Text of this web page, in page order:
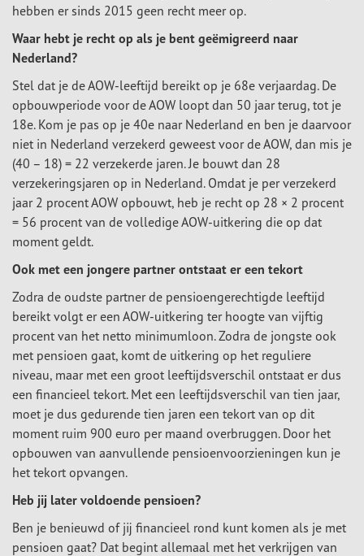
hebben er sinds 2015 geen recht meer op.
Waar hebt je recht op als je bent geëmigreerd naar
Nederland?
Stel dat je de AOW-leeftijd bereikt op je 68e verjaardag. De
opbouwperiode voor de AOW loopt dan 50 jaar terug, tot je
18e. Kom je pas op je 40e naar Nederland en ben je daarvoor
niet in Nederland verzekerd geweest voor de AOW, dan mis je
(40 – 18) = 22 verzekerde jaren. Je bouwt dan 28
verzekeringsjaren op in Nederland. Omdat je per verzekerd
jaar 2 procent AOW opbouwt, heb je recht op 28 × 2 procent
= 56 procent van de volledige AOW-uitkering die op dat
moment geldt.
Ook met een jongere partner ontstaat er een tekort
Zodra de oudste partner de pensioengerechtigde leeftijd
bereikt volgt er een AOW-uitkering ter hoogte van vijftig
procent van het netto minimumloon. Zodra de jongste ook
met pensioen gaat, komt de uitkering op het reguliere
niveau, maar met een groot leeftijdsverschil ontstaat er dus
een financieel tekort. Met een leeftijdsverschil van tien jaar,
moet je dus gedurende tien jaren een tekort van op dit
moment ruim 900 euro per maand overbruggen. Door het
opbouwen van aanvullende pensioenvoorzieningen kun je
het tekort opvangen.
Heb jij later voldoende pensioen?
Ben je benieuwd of jij financieel rond kunt komen als je met
pensioen gaat? Dat begint allemaal met het verkrijgen van